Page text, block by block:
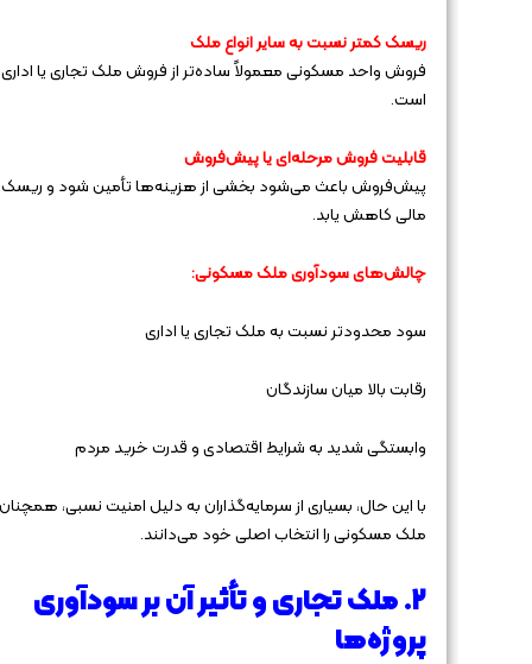
ریسک کمتر نسبت به سایر انواع ملک
فروش واحد مسکونی معمولاً ساده‌تر از فروش ملک تجاری یا اداری
است.
قابلیت فروش مرحله‌ای یا پیش‌فروش
پیش‌فروش باعث می‌شود بخشی از هزینه‌ها تأمین شود و ریسک
مالی کاهش یابد.
چالش‌های سودآوری ملک مسکونی:
سود محدودتر نسبت به ملک تجاری یا اداری
رقابت بالا میان سازندگان
وابستگی شدید به شرایط اقتصادی و قدرت خرید مردم
با این حال، بسیاری از سرمایه‌گذاران به دلیل امنیت نسبی، همچنان
ملک مسکونی را انتخاب اصلی خود می‌دانند.
۲. ملک تجاری و تأثیر آن بر سودآوری
پروژه‌ها